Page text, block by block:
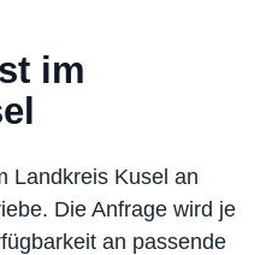
im
Landkreis Kusel an
Die Anfrage wird je
an passende